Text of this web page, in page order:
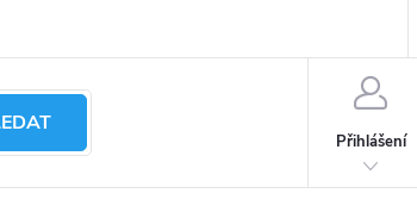
Přihlášení